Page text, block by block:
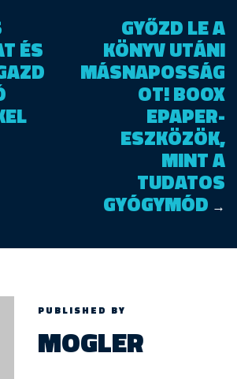
ÉS
GYŐZD LE A
KÖNYV UTÁNI
MÁSNAPOSSÁG
OT! BOOX
EPAPER-
ESZKÖZÖK,
MINT A
TUDATOS
GYÓGYMÓD →
PUBLISHED BY
MOGLER